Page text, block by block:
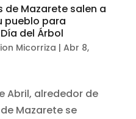
de Mazarete salen a
pueblo para
del Árbol
Micorriza |Abr 8,
Abril, alrededor de
Mazarete se